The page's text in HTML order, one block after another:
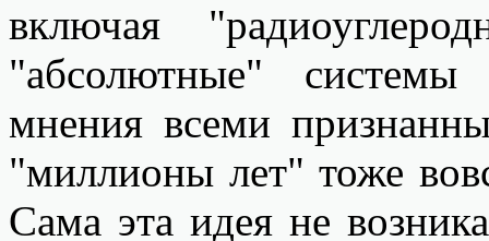
включая
"абсолютные"
мнения всеми
"миллионы лет" тоже
Сама эта идея не